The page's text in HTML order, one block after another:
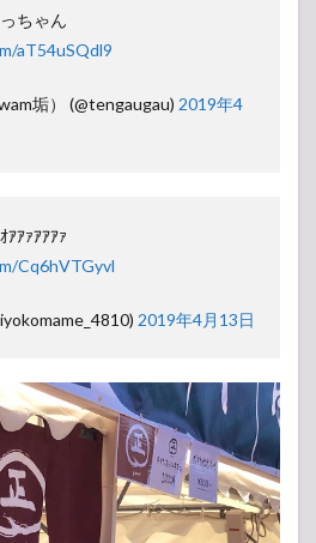
ちゃん
aT54uSQdl9
垢） (@tengaugau) 2019年4
ｱｱｧｱｱｱｧ
Cq6hVTGyvl
2019年4月13日